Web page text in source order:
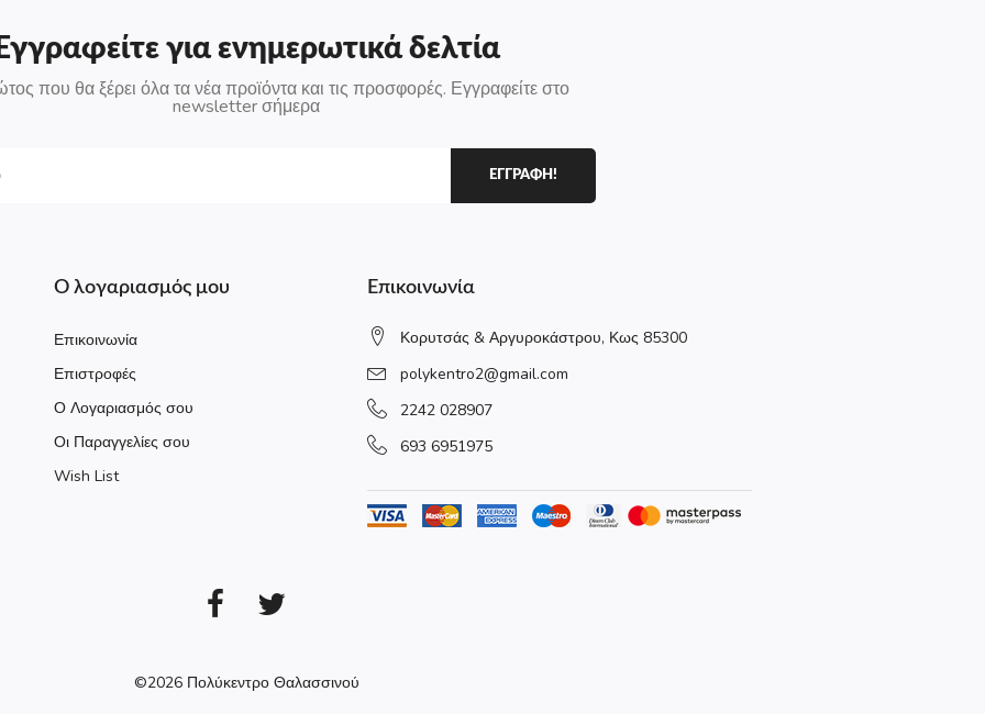
για ενημερωτικά δελτία
που θα ξέρει όλα τα νέα προϊόντα και τις προσφορές. Εγγραφείτε στο
newsletter σήμερα
ΕΓΓΡΑΦΗ!
Ο λογαριασμός μου
Επικοινωνία
Επιστροφές
Ο Λογαριασμός σου
Οι Παραγγελίες σου
Wish List
Επικοινωνία
Κορυτσάς & Αργυροκάστρου, Κως 85300
polykentro2@gmail.com
2242 028907
693 6951975
©2026 Πολύκεντρο Θαλασσινού